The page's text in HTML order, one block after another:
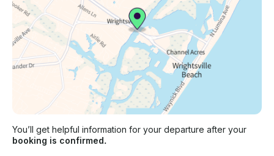
You’ll get helpful information for your departure after your
booking is confirmed.